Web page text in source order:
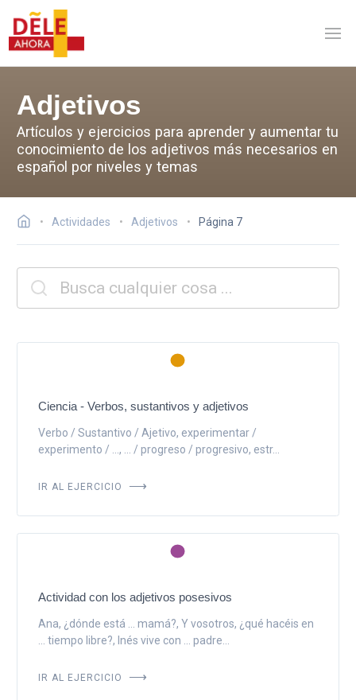
Adjetivos
Artículos y ejercicios para aprender y aumentar tu
conocimiento de los adjetivos más necesarios en
español por niveles y temas
Actividades Adjetivos Página 7
Ciencia - Verbos, sustantivos y adjetivos
Verbo / Sustantivo / Ajetivo, experimentar /
experimento / ..., ... / progreso / progresivo, estr...
IR AL EJERCICIO
Actividad con los adjetivos posesivos
Ana, ¿dónde está ... mamá?, Y vosotros, ¿qué hacéis en
... tiempo libre?, Inés vive con ... padre...
IR AL EJERCICIO